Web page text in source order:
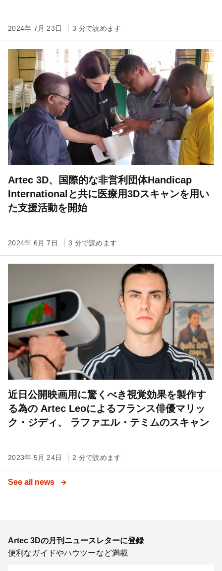
2024年 7月 23日 3 分で読めます
Artec 3D、国際的な非営利団体Handicap
Internationalと共に医療用3Dスキャンを用い
た支援活動を開始
2024年 6月 7日 3 分で読めます
近日公開映画用に驚くべき視覚効果を製作す
る為の Artec Leoによるフランス俳優マリッ
ク・ジディ、 ラファエル・テミムのスキャン
2023年 5月 24日 2 分で読めます
See all news
Artec 3Dの月刊ニュースレターに登録
便利なガイドやハウツーなど満載